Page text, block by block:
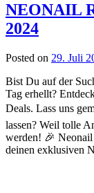
NEONAIL
2024
Posted on 29. Juli
Bist Du auf der
Tag erhellt?
Deals. Lass uns
lassen? Weil tolle
werden! 🎉 Neonail
deinen exklusiven